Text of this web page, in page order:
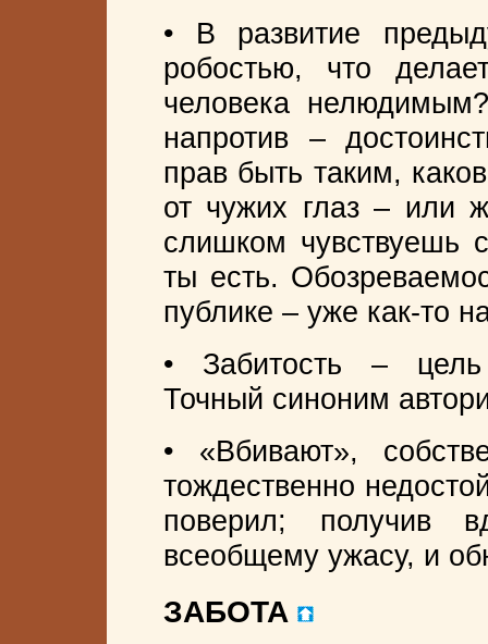
• В развитие
робостью, что
человека
напротив –
прав быть таким,
от чужих глаз – или
слишком чувствуешь
ты есть.
публике – уже как-то
• Забитость – цель
Точный синоним
• «Вбивают»,
тождественно
поверил; получив
всеобщему ужасу, и
ЗАБОТА